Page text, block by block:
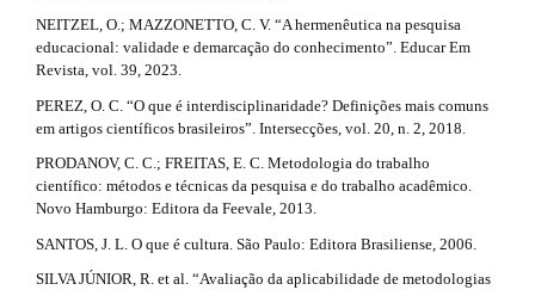
NEITZEL, O.; MAZZONETTO, C. V. “A hermenêutica na pesquisa
educacional: validade e demarcação do conhecimento”. Educar Em
Revista, vol. 39, 2023.
PEREZ, O. C. “O que é interdisciplinaridade? Definições mais comuns
em artigos científicos brasileiros”. Intersecções, vol. 20, n. 2, 2018.
PRODANOV, C. C.; FREITAS, E. C. Metodologia do trabalho
científico: métodos e técnicas da pesquisa e do trabalho acadêmico.
Novo Hamburgo: Editora da Feevale, 2013.
SANTOS, J. L. O que é cultura. São Paulo: Editora Brasiliense, 2006.
SILVA JÚNIOR, R. et al. “Avaliação da aplicabilidade de metodologias